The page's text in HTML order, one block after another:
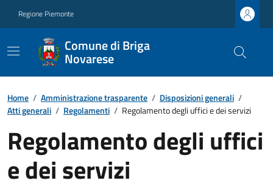
Regione Piemonte
Comune di Briga
Novarese
Home / Amministrazione trasparente / Disposizioni generali /
Atti generali / Regolamenti / Regolamento degli uffici e dei servizi
Regolamento degli uffici
e dei servizi